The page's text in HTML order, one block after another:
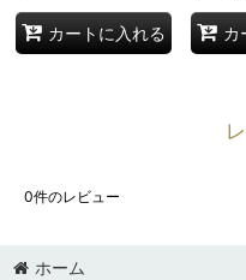
カートに入れる カ
0件のレビュー
ホーム